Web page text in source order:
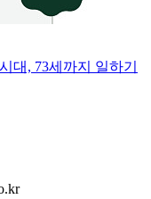
대, 73세까지 일하기